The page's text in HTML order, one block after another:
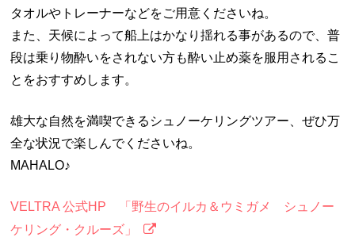
タオルやトレーナーなどをご用意くださいね。
また、天候によって船上はかなり揺れる事があるので、普
段は乗り物酔いをされない方も酔い止め薬を服用されるこ
とをおすすめします。
雄大な自然を満喫できるシュノーケリングツアー、ぜひ万
全な状況で楽しんでくださいね。
MAHALO♪
VELTRA 公式HP 「野生のイルカ＆ウミガメ シュノー
ケリング・クルーズ」